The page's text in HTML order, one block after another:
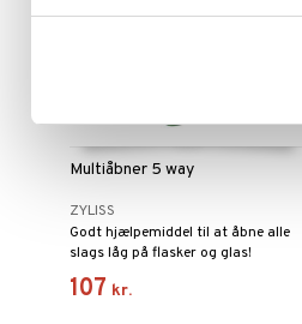
Multiåbner 5 way
ZYLISS
Godt hjælpemiddel til at åbne alle
slags låg på flasker og glas!
107 kr.